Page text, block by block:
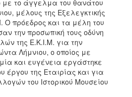
με το άγγελμα του θανάτου
μέλους της Εξελεγκτικής
Ο πρόεδρος και τα μέλη του
την προσωπική τους οδύνη
της Ε.Κ.Ι.Μ. για την
Λήμνιου, ο οποίος με
και ευγένεια εργάστηκε
έργου της Εταιρίας και για
του Ιστορικού Μουσείου